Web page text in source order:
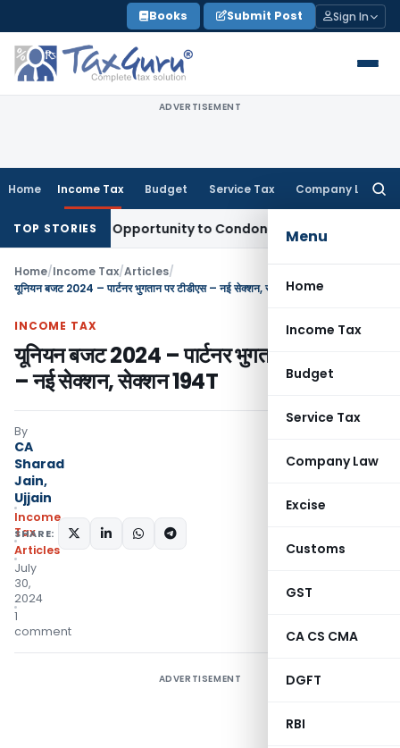
to
content
Books Submit Post Sign In
ADVERTISEMENT
Home Income Tax Budget Service Tax Company Law
Menu
Home
Income Tax
Budget
Service Tax
Company Law
Excise
Customs
GST
CA CS CMA
DGFT
RBI
TOP STORIES
Opportunity to Condone KVAT Appeal Delay
Home/Income Tax/Articles/
यूनियन बजट 2024 – पार्टनर भुगतान पर टीडीएस – नई सेक्शन, सेक्शन 194T
INCOME TAX
यूनियन बजट 2024 – पार्टनर भुगतान पर टीडीएस
– नई सेक्शन, सेक्शन 194T
By
CA
Sharad
Jain,
Ujjain
Income
Tax
Articles
July
30,
2024
1
comment
SHARE:
ADVERTISEMENT